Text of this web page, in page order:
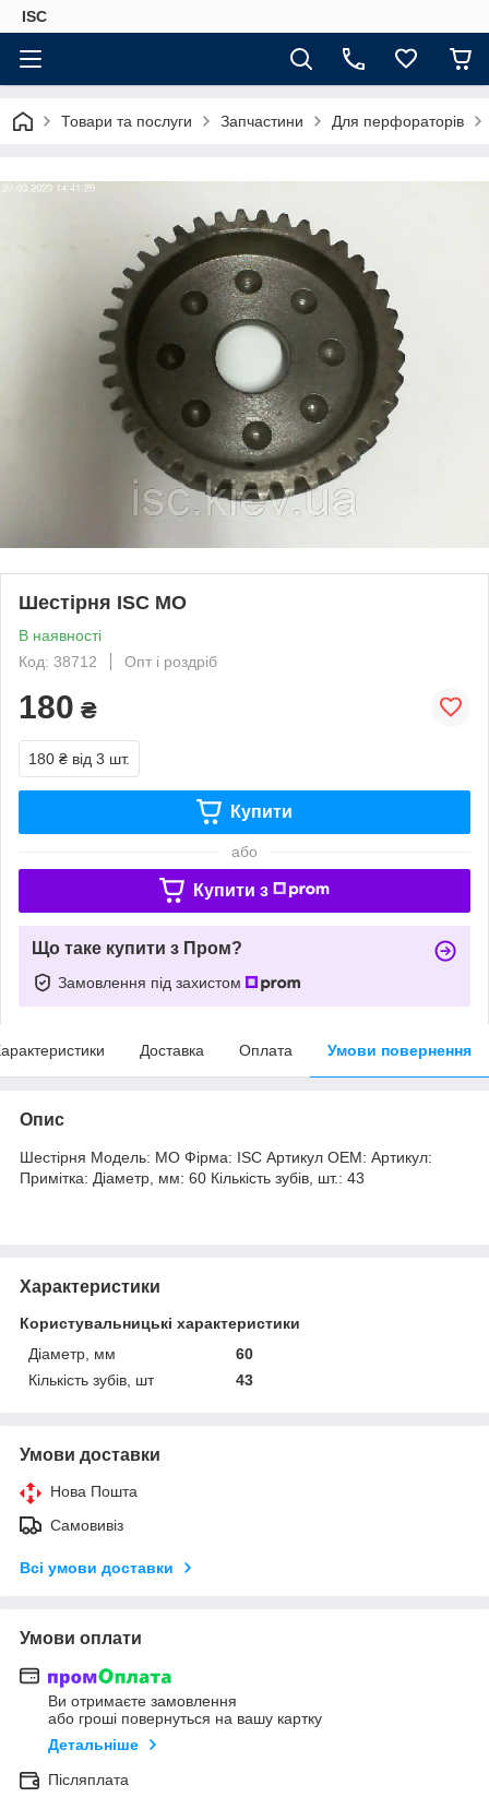
ISC
Товари та послуги Запчастини Для перфораторів
Шестірня ISC МО
В наявності
Код: 38712
Опт і роздріб
180 ₴
180 ₴ від 3 шт.
Купити
або
Купити з
Що таке купити з Пром?
Замовлення під захистом
Доставка Оплата Умови повернення
Опис
Шестірня Модель: МО Фірма: ISC Артикул OEM: Артикул:
Примітка: Діаметр, мм: 60 Кількість зубів, шт.: 43
Характеристики
Користувальницькі характеристики
Діаметр, мм
60
Кількість зубів, шт
43
Умови доставки
Нова Пошта
Самовивіз
Всі умови доставки
Умови оплати
Ви отримаєте замовлення
або гроші повернуться на вашу картку
Детальніше
Післяплата